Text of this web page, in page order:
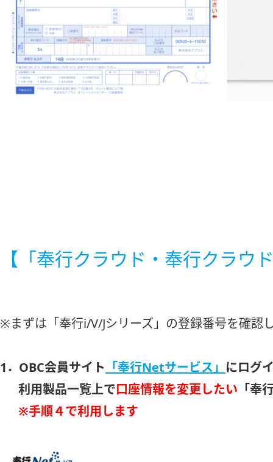
【「奉行クラウド・奉行クラウ
※まずは「奉行i/V/Jシリーズ」の登録番号を確認
1．OBC会員サイト 「奉行Netサービス」 にログ
利用製品一覧上で 口座情報を変更したい 「奉
※手順４で利用します